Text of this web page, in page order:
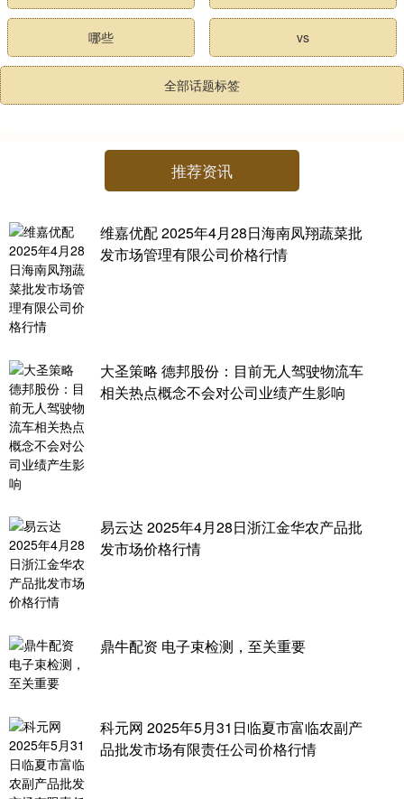
哪些 vs
全部话题标签
推荐资讯
维嘉优配 2025年4月28日海南凤翔蔬菜批
发市场管理有限公司价格行情
大圣策略 德邦股份：目前无人驾驶物流车
相关热点概念不会对公司业绩产生影响
易云达 2025年4月28日浙江金华农产品批
发市场价格行情
鼎牛配资 电子束检测，至关重要
科元网 2025年5月31日临夏市富临农副产
品批发市场有限责任公司价格行情